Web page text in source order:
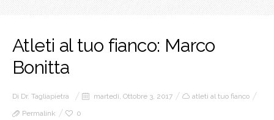
Atleti al tuo fianco: Marco
Bonitta
Di Dr. Tagliapietra martedì, Ottobre 3, 2017
atleti al tuo fianco
Permalink
0